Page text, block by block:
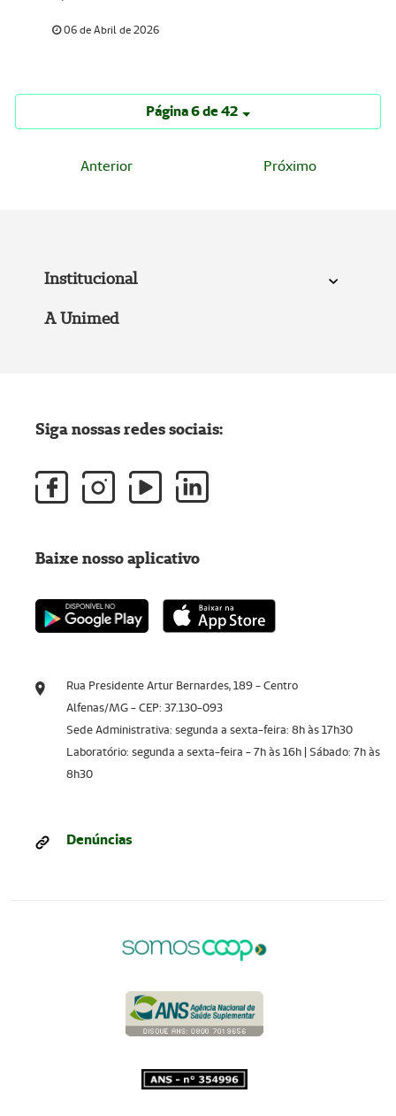
06 de Abril de 2026
Página 6 de 42
Anterior Próximo
Institucional
A Unimed
Rua Presidente Artur Bernardes, 189 - Centro
Alfenas/MG - CEP: 37.130-093
Sede Administrativa: segunda a sexta-feira: 8h às 17h30
Laboratório: segunda a sexta-feira - 7h às 16h | Sábado: 7h às
8h30
Denúncias
Siga nossas redes sociais:
Baixe nosso aplicativo